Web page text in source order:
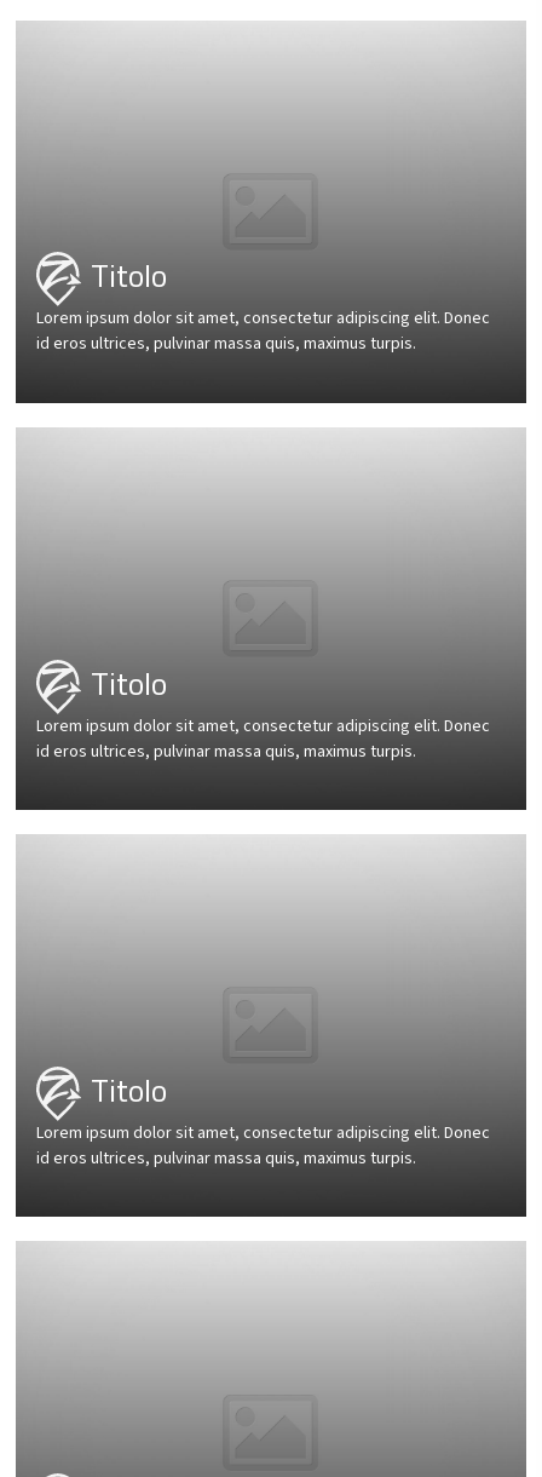
Titolo
Lorem ipsum dolor sit amet, consectetur adipiscing elit. Donec
id eros ultrices, pulvinar massa quis, maximus turpis.
Titolo
Lorem ipsum dolor sit amet, consectetur adipiscing elit. Donec
id eros ultrices, pulvinar massa quis, maximus turpis.
Titolo
Lorem ipsum dolor sit amet, consectetur adipiscing elit. Donec
id eros ultrices, pulvinar massa quis, maximus turpis.